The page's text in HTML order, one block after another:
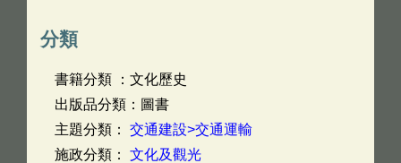
分類
書籍分類 ：文化歷史
出版品分類：圖書
主題分類： 交通建設>交通運輸
施政分類： 文化及觀光